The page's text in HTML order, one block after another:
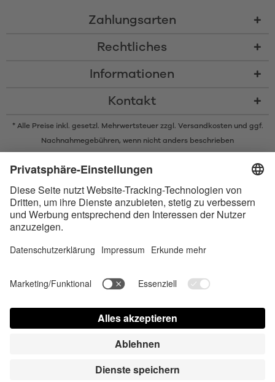
Zahlungsarten
Rechtliches
Informationen
Kontakt
* Alle Preise inkl. gesetzl. Mehrwertsteuer zzgl. Versandkostenund ggf.
Nachnahmegebühren, wenn nicht anders beschrieben
und Eigentum der Bluetooth SIG, Inc. Die Nutzung dieser Marken durch
Apple und das Apple-Logo sind eingetragene Marken von Apple Inc.
Google Play und das Google Play-Logo sind Marken von Google LLC.
Contact us today
Bedienungsanleitung Kontakt